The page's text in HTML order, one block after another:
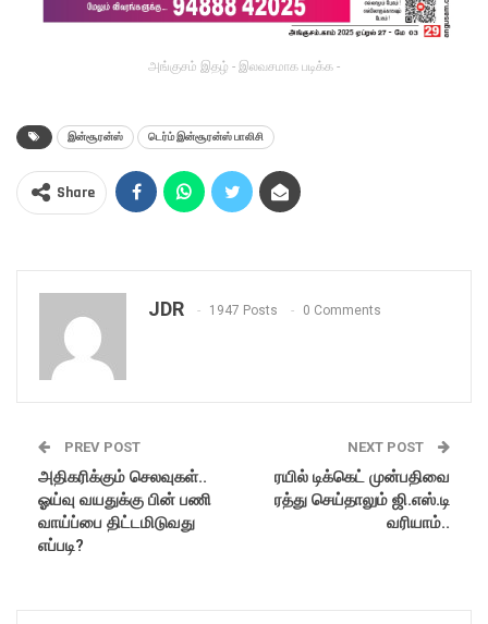
அங்குசம் இதழ் - இலவசமாக படிக்க -
இன்சூரன்ஸ் டெர்ம் இன்சூரன்ஸ் பாலிசி
Share
JDR 1947 Posts 0 Comments
PREV POST
அதிகரிக்கும் செலவுகள்..
ஓய்வு வயதுக்கு பின் பணி
வாய்ப்பை திட்டமிடுவது
எப்படி?
NEXT POST
ரயில் டிக்கெட் முன்பதிவை
ரத்து செய்தாலும் ஜி.எஸ்.டி
வரியாம்..